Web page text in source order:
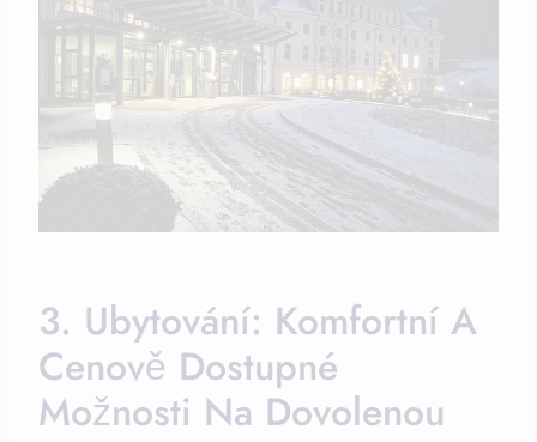
3. Ubytování: Komfortní A
⁢cenově Dostupné
Možnosti Na​ Dovolenou